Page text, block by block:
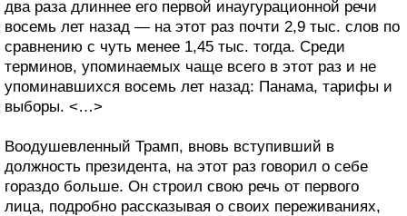
два раза длиннее его первой инаугурационной речи
восемь лет назад — на этот раз почти 2,9 тыс. слов по
сравнению с чуть менее 1,45 тыс. тогда. Среди
терминов, упоминаемых чаще всего в этот раз и не
упоминавшихся восемь лет назад: Панама, тарифы и
выборы. <…>
Воодушевленный Трамп, вновь вступивший в
должность президента, на этот раз говорил о себе
гораздо больше. Он строил свою речь от первого
лица, подробно рассказывая о своих переживаниях,